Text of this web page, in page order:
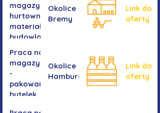
magazynie -
hurtownia
materiałów
budowlanych
Okolice
Bremy
Link do
oferty
Praca na
magazynie
-
pakowanie
butelek
Okolice
Hamburga
Link do
oferty